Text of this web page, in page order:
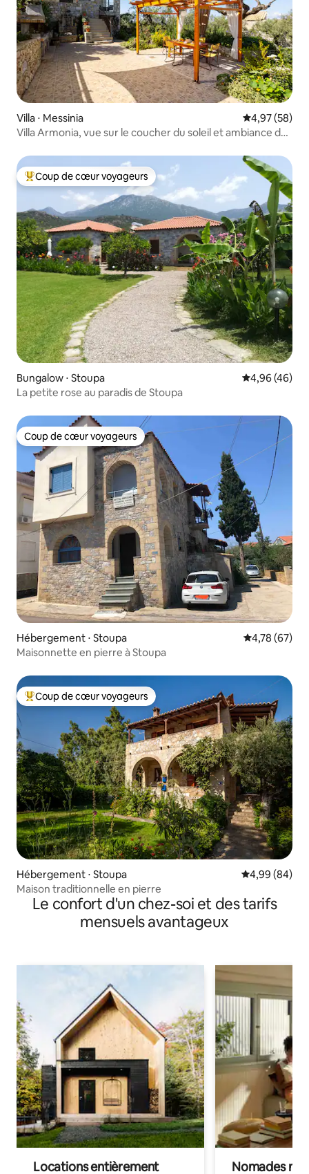
Villa ⋅ Messinia Évaluation
4,97 (58)
Villa Armonia, vue sur le coucher du soleil et ambiance de
Coups de cœur voyageurs les plus appréciés
Coup de cœur voyageurs
Bungalow ⋅ Stoupa Évaluation
4,96 (46)
La petite rose au paradis de Stoupa
Coup de cœur voyageurs
Coup de cœur voyageurs
Hébergement ⋅ Stoupa Évaluation
4,78 (67)
Maisonnette en pierre à Stoupa
Coups de cœur voyageurs les plus appréciés
Coup de cœur voyageurs
Hébergement ⋅ Stoupa Évaluation
4,99 (84)
Maison traditionnelle en pierre
Le confort d'un chez-soi et des tarifs
mensuels avantageux
Locations entièrement Nomades